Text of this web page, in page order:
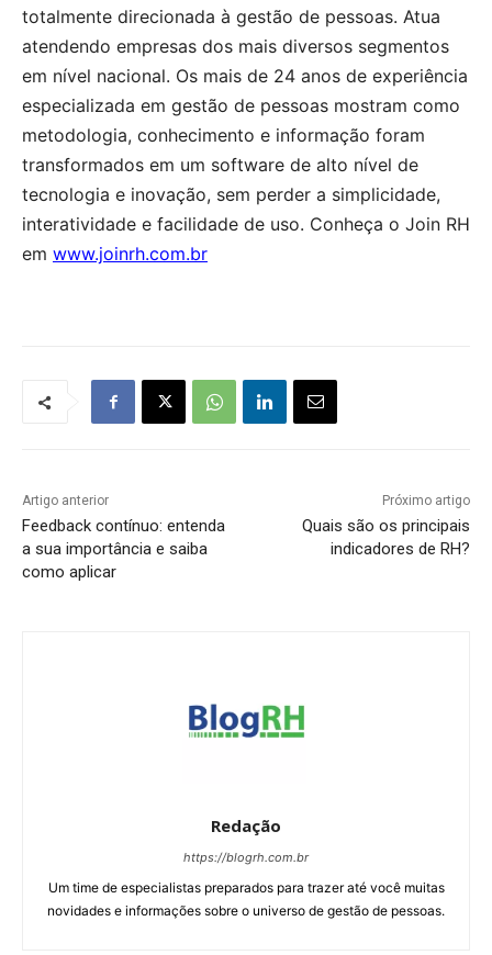
totalmente direcionada à gestão de pessoas. Atua
atendendo empresas dos mais diversos segmentos
em nível nacional. Os mais de 24 anos de experiência
especializada em gestão de pessoas mostram como
metodologia, conhecimento e informação foram
transformados em um software de alto nível de
tecnologia e inovação, sem perder a simplicidade,
interatividade e facilidade de uso. Conheça o Join RH
em www.joinrh.com.br
Artigo anterior
Feedback contínuo: entenda
a sua importância e saiba
como aplicar
Próximo artigo
Quais são os principais
indicadores de RH?
Redação
https://blogrh.com.br
Um time de especialistas preparados para trazer até você muitas
novidades e informações sobre o universo de gestão de pessoas.